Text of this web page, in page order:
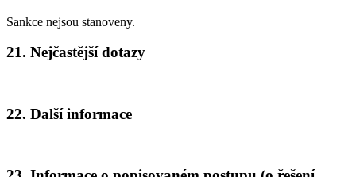
Sankce nejsou stanoveny.
21. Nejčastější dotazy
22. Další informace